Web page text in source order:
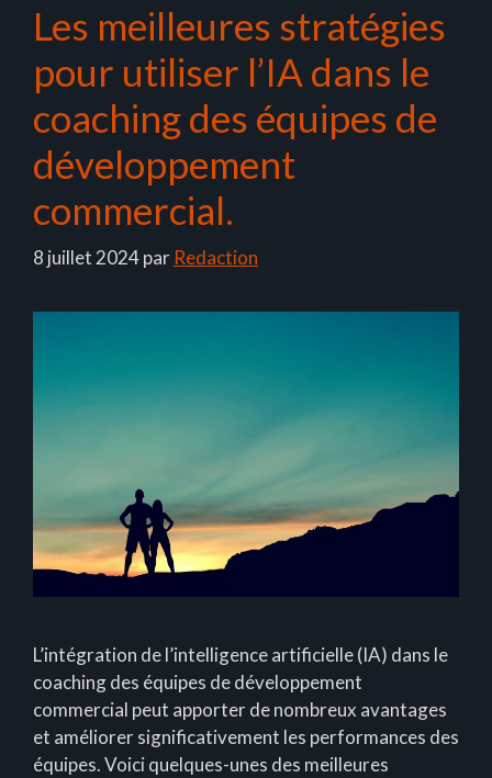
Les meilleures stratégies
pour utiliser l’IA dans le
coaching des équipes de
développement
commercial.
8 juillet 2024par Redaction
L’intégration de l’intelligence artificielle (IA) dans le
coaching des équipes de développement
commercial peut apporter de nombreux avantages
et améliorer significativement les performances des
équipes. Voici quelques-unes des meilleures